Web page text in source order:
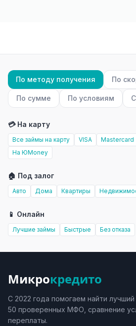
По методу получения По
По сумме По условиям
💳 На карту
Все займы на карту VISA Mastercard
На ЮMoney
🏠 Под залог
Авто Дома Квартиры
📱 Онлайн
Лучшие займы Быстрые Без отказа
Микрокредито
С 2022 года помогаем найти
50 проверенных МФО, сравнение
переплаты.